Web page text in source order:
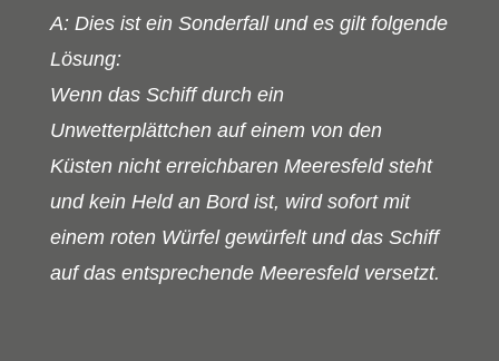
A: Dies ist ein Sonderfall und es gilt folgende
Lösung:
Wenn das Schiff durch ein
Unwetterplättchen auf einem von den
Küsten nicht erreichbaren Meeresfeld steht
und kein Held an Bord ist, wird sofort mit
einem roten Würfel gewürfelt und das Schiff
auf das entsprechende Meeresfeld versetzt.